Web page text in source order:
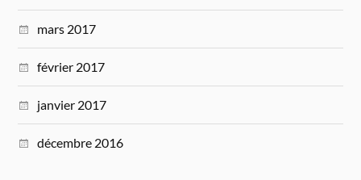
mars 2017
février 2017
janvier 2017
décembre 2016